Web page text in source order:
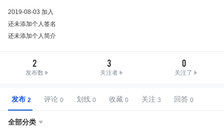
2019-08-03 加入
还未添加个人签名
还未添加个人简介
2
发布数
3
关注者
0
关注了
发布 评论 划线 收藏 关注 回答
全部分类 